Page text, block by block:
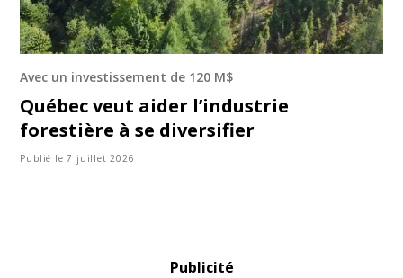
Avec un investissement de 120 M$
Québec veut aider l’industrie
forestière à se diversifier
Publié le 7 juillet 2026
Publicité